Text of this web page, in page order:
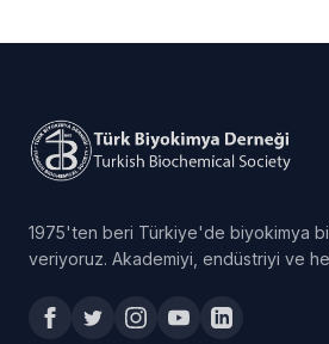
1975'ten beri Türkiye'de biyokimya
veriyoruz. Akademiyi, endüstriyi ve